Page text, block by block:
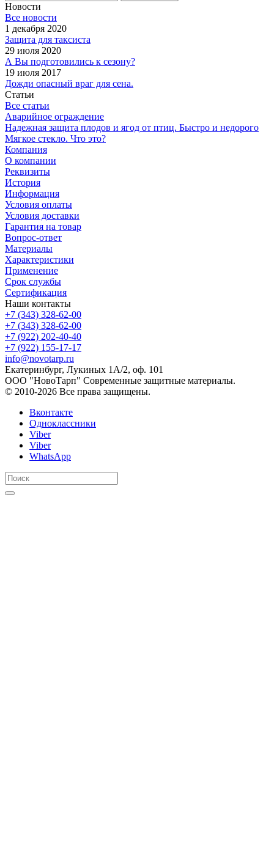
Новости
Все новости
1 декабря 2020
Защита для таксиста
29 июля 2020
А Вы подготовились к сезону?
19 июля 2017
Дожди опасный враг для сена.
Статьи
Все статьи
Аварийное ограждение
Надежная защита плодов и ягод от птиц. Быстро и недорого
Мягкое стекло. Что это?
Компания
О компании
Реквизиты
История
Информация
Условия оплаты
Условия доставки
Гарантия на товар
Вопрос-ответ
Материалы
Характеристики
Применение
Срок службы
Сертификация
Наши контакты
+7 (343) 328-62-00
+7 (343) 328-62-00
+7 (922) 202-40-40
+7 (922) 155-17-17
info@novotarp.ru
Екатеринбург, Лукиных 1А/2, оф. 101
ООО "НовоТарп" Современные защитные материалы.
© 2010-2026 Все права защищены.
Вконтакте
Одноклассники
Viber
Viber
WhatsApp